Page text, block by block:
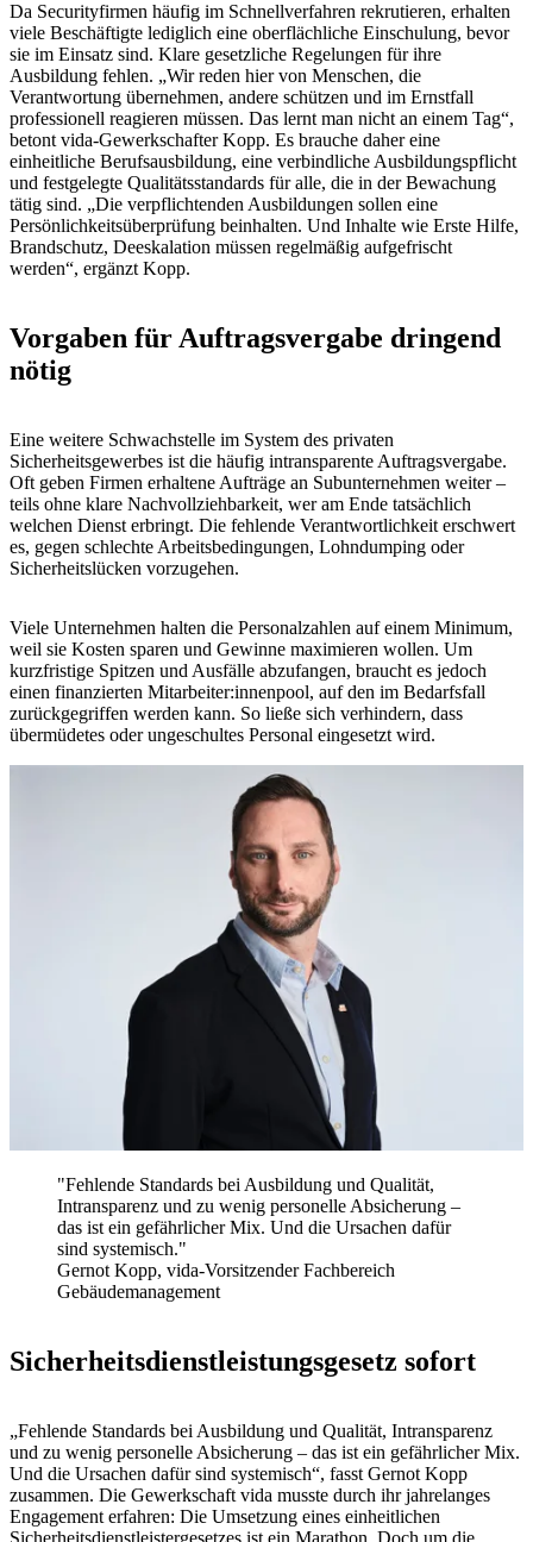
Da Securityfirmen häufig im Schnellverfahren rekrutieren, erhalten
viele Beschäftigte lediglich eine oberflächliche Einschulung, bevor
sie im Einsatz sind. Klare gesetzliche Regelungen für ihre
Ausbildung fehlen. „Wir reden hier von Menschen, die
Verantwortung übernehmen, andere schützen und im Ernstfall
professionell reagieren müssen. Das lernt man nicht an einem Tag“,
betont vida-Gewerkschafter Kopp. Es brauche daher eine
einheitliche Berufsausbildung, eine verbindliche Ausbildungspflicht
und festgelegte Qualitätsstandards für alle, die in der Bewachung
tätig sind. „Die verpflichtenden Ausbildungen sollen eine
Persönlichkeitsüberprüfung beinhalten. Und Inhalte wie Erste Hilfe,
Brandschutz, Deeskalation müssen regelmäßig aufgefrischt
werden“, ergänzt Kopp.
Vorgaben für Auftragsvergabe dringend
nötig
Eine weitere Schwachstelle im System des privaten
Sicherheitsgewerbes ist die häufig intransparente Auftragsvergabe.
Oft geben Firmen erhaltene Aufträge an Subunternehmen weiter –
teils ohne klare Nachvollziehbarkeit, wer am Ende tatsächlich
welchen Dienst erbringt. Die fehlende Verantwortlichkeit erschwert
es, gegen schlechte Arbeitsbedingungen, Lohndumping oder
Sicherheitslücken vorzugehen.
Viele Unternehmen halten die Personalzahlen auf einem Minimum,
weil sie Kosten sparen und Gewinne maximieren wollen. Um
kurzfristige Spitzen und Ausfälle abzufangen, braucht es jedoch
einen finanzierten Mitarbeiter:innenpool, auf den im Bedarfsfall
zurückgegriffen werden kann. So ließe sich verhindern, dass
übermüdetes oder ungeschultes Personal eingesetzt wird.
"Fehlende Standards bei Ausbildung und Qualität,
Intransparenz und zu wenig personelle Absicherung –
das ist ein gefährlicher Mix. Und die Ursachen dafür
sind systemisch."
Gernot Kopp, vida-Vorsitzender Fachbereich
Gebäudemanagement
Sicherheitsdienstleistungsgesetz sofort
„Fehlende Standards bei Ausbildung und Qualität, Intransparenz
und zu wenig personelle Absicherung – das ist ein gefährlicher Mix.
Und die Ursachen dafür sind systemisch“, fasst Gernot Kopp
zusammen. Die Gewerkschaft vida musste durch ihr jahrelanges
Engagement erfahren: Die Umsetzung eines einheitlichen
Sicherheitsdienstleistergesetzes ist ein Marathon. Doch um die